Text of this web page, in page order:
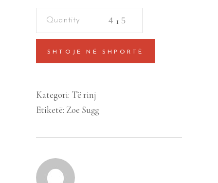
ne
turne
SHTOJE NË SHPORTË
Kategori: Të rinj
Etiketë: Zoe Sugg